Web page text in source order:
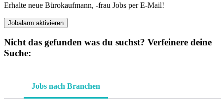
Erhalte neue Bürokaufmann, -frau Jobs per E-Mail!
Jobalarm aktivieren
Nicht das gefunden was du suchst? Verfeinere deine
Suche:
Jobs nach Branchen